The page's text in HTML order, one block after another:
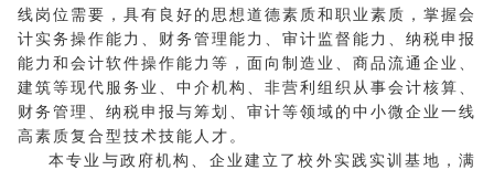
线岗位需要，具有良好的思想道德素质和职业素质，掌握会
计实务操作能力、财务管理能力、审计监督能力、纳税申报
能力和会计软件操作能力等，面向制造业、商品流通企业、
建筑等现代服务业、中介机构、非营利组织从事会计核算、
财务管理、纳税申报与筹划、审计等领域的中小微企业一线
高素质复合型技术技能人才。
本专业与政府机构、企业建立了校外实践实训基地，满